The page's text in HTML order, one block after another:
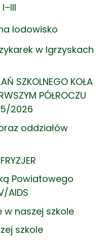
lodowisko
w Igrzyskach
SZKOLNEGO KOŁA
PÓŁROCZU
2026
oddziałów
Powiatowego
AIDS
w naszej szkole
szkole